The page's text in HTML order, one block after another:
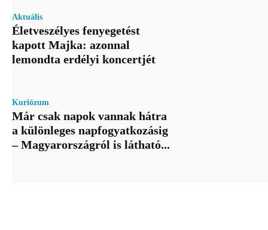
Aktuális
Életveszélyes fenyegetést
kapott Majka: azonnal
lemondta erdélyi koncertjét
Kuriózum
Már csak napok vannak hátra
a különleges napfogyatkozásig
– Magyarországról is látható...